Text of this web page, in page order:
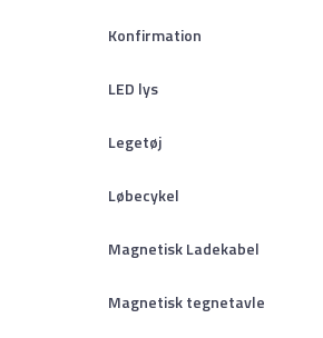
Konfirmation
LED lys
Legetøj
Løbecykel
Magnetisk Ladekabel
Magnetisk tegnetavle